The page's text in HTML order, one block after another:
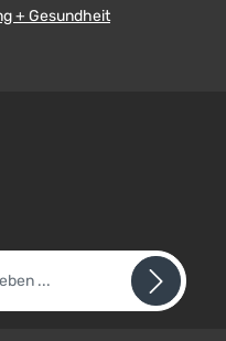
+ Gesundheit